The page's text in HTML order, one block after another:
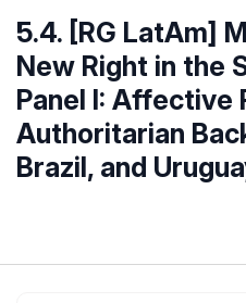
5.4. [RG LatAm]
New Right in the
Panel I: Affective
Authoritarian
Brazil, and